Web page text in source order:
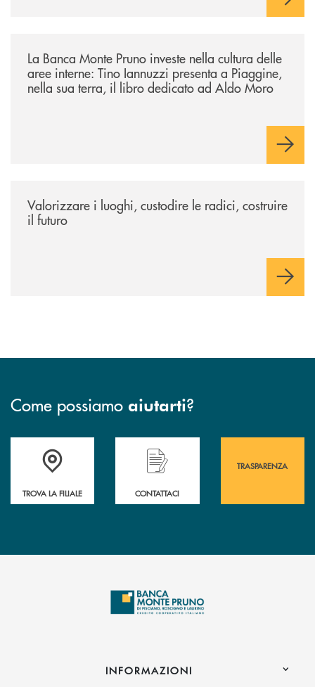
La Banca Monte Pruno investe nella cultura delle
aree interne: Tino Iannuzzi presenta a Piaggine,
nella sua terra, il libro dedicato ad Aldo Moro
Valorizzare i luoghi, custodire le radici, costruire
il futuro
Come possiamo aiutarti?
Accedi all' elenco completo&nbsp; delle&nbsp; filiali&nbsp; di Banca
TROVA LA FILIALE
Hai bisogno di assistenza immediata?
CONTATTACI
TRASPARENZA
INFORMAZIONI